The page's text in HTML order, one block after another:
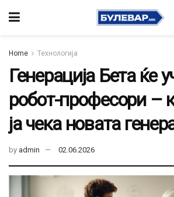
Home Технологија
Генерација Бета ќе
робот-професори –
ја чека новата
by admin 02.06.2026